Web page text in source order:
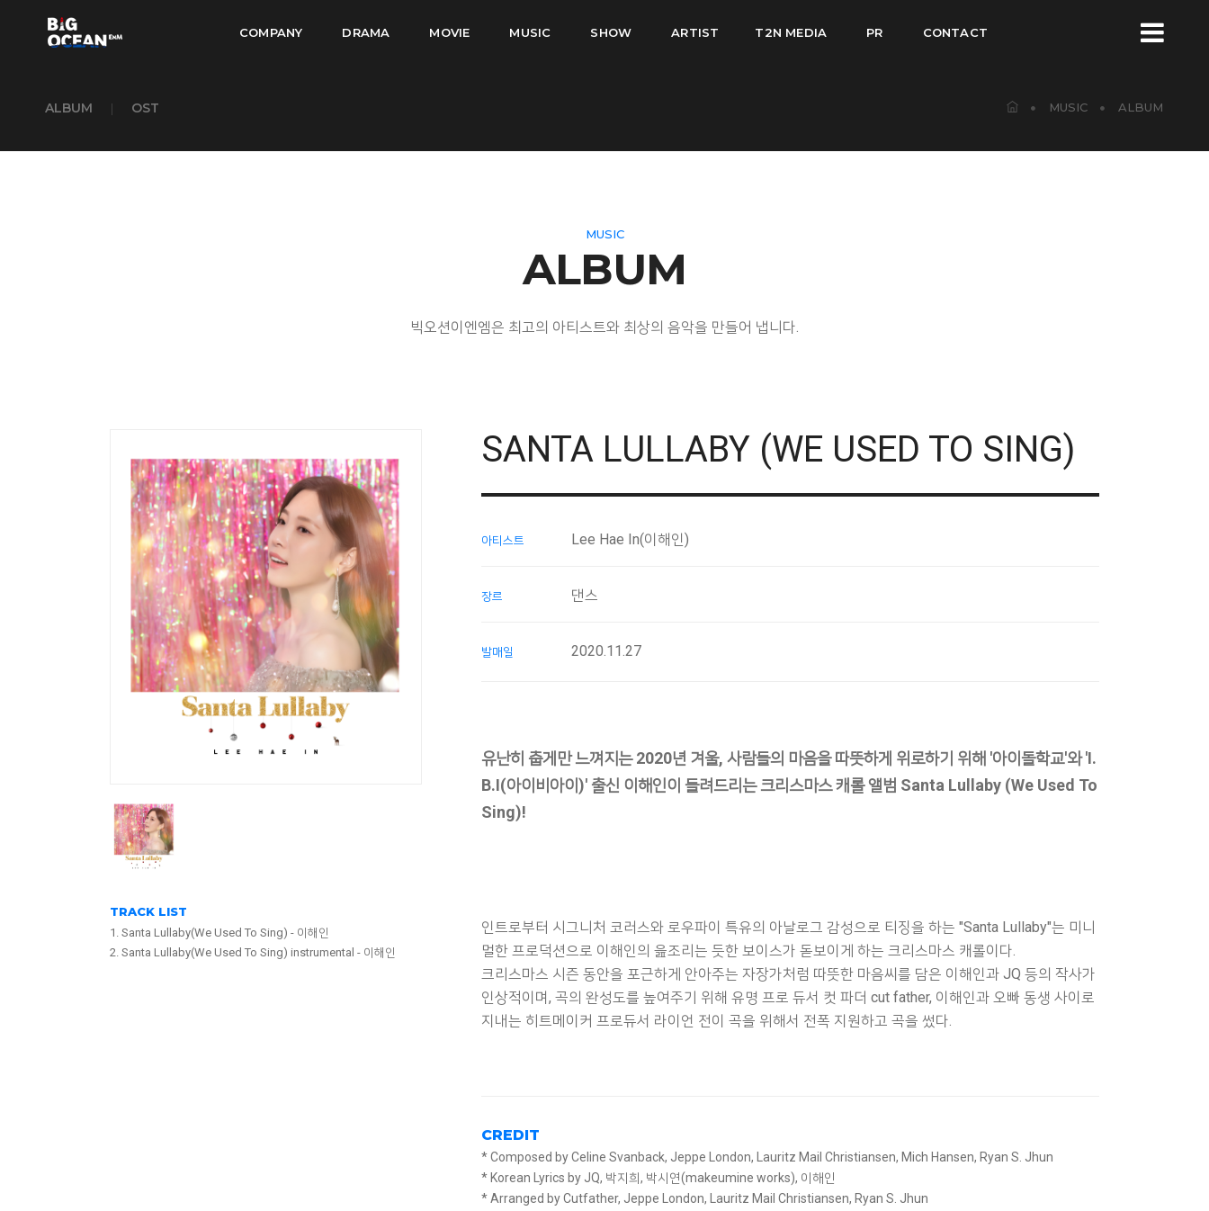
COMPANY DRAMA MOVIE MUSIC SHOW ARTIST T2N MEDIA PR CONTACT
ALBUM | OST MUSIC ALBUM
MUSIC
ALBUM
빅오션이엔엠은 최고의 아티스트와 최상의 음악을 만들어 냅니다.
TRACK LIST
1. Santa Lullaby(We Used To Sing) - 이해인
2. Santa Lullaby(We Used To Sing) instrumental - 이해인
SANTA LULLABY (WE USED TO SING)
아티스트 Lee Hae In(이해인)
장르 댄스
발매일 2020.11.27
유난히 춥게만 느껴지는 2020년 겨울, 사람들의 마음을 따뜻하게 위로하기 위해 '아이돌학교'와 'I.
B.I(아이비아이)' 출신 이해인이 들려드리는 크리스마스 캐롤 앨범 Santa Lullaby (We Used To
Sing)!
인트로부터 시그니처 코러스와 로우파이 특유의 아날로그 감성으로 티징을 하는 "Santa Lullaby"는 미니
멀한 프로덕션으로 이해인의 읊조리는 듯한 보이스가 돋보이게 하는 크리스마스 캐롤이다.
크리스마스 시즌 동안을 포근하게 안아주는 자장가처럼 따뜻한 마음씨를 담은 이해인과 JQ 등의 작사가
인상적이며, 곡의 완성도를 높여주기 위해 유명 프로 듀서 컷 파더 cut father, 이해인과 오빠 동생 사이로
지내는 히트메이커 프로듀서 라이언 전이 곡을 위해서 전폭 지원하고 곡을 썼다.
CREDIT
* Composed by Celine Svanback, Jeppe London, Lauritz Mail Christiansen, Mich Hansen, Ryan S. Jhun
* Korean Lyrics by JQ, 박지희, 박시연(makeumine works), 이해인
* Arranged by Cutfather, Jeppe London, Lauritz Mail Christiansen, Ryan S. Jhun